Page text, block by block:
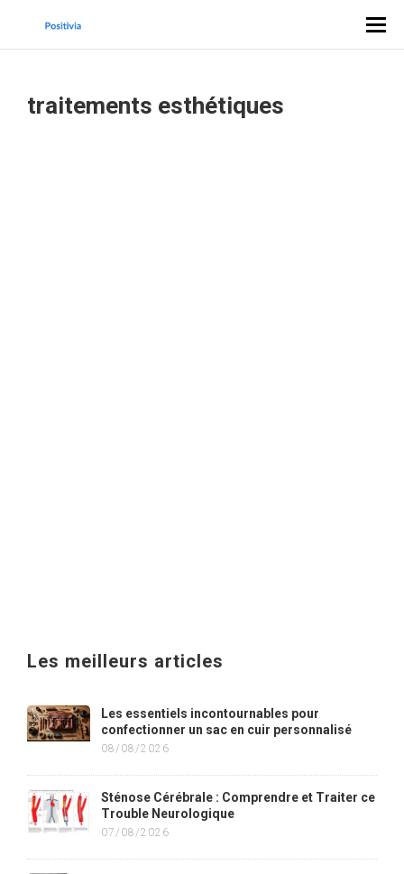
traitements esthétiques
Les meilleurs articles
Les essentiels incontournables pour
confectionner un sac en cuir personnalisé
08/08/2026
Sténose Cérébrale : Comprendre et Traiter ce
Trouble Neurologique
07/08/2026